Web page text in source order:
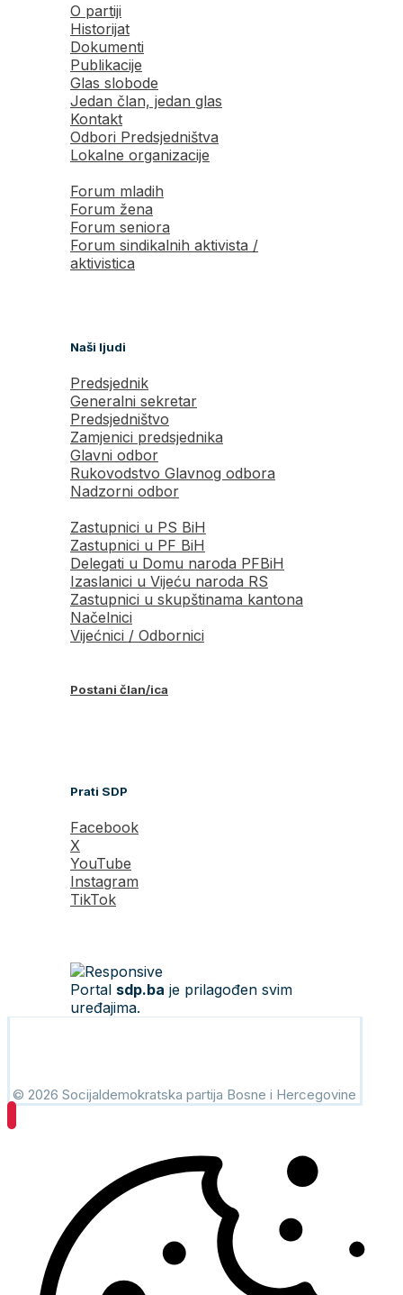
O partiji
Historijat
Dokumenti
Publikacije
Glas slobode
Jedan član, jedan glas
Kontakt
Odbori Predsjedništva
Lokalne organizacije
Forum mladih
Forum žena
Forum seniora
Forum sindikalnih aktivista /
aktivistica
Naši ljudi
Predsjednik
Generalni sekretar
Predsjedništvo
Zamjenici predsjednika
Glavni odbor
Rukovodstvo Glavnog odbora
Nadzorni odbor
Zastupnici u PS BiH
Zastupnici u PF BiH
Delegati u Domu naroda PFBiH
Izaslanici u Vijeću naroda RS
Zastupnici u skupštinama kantona
Načelnici
Vijećnici / Odbornici
Postani član/ica
Prati SDP
Facebook
X
YouTube
Instagram
TikTok
Portal sdp.ba je prilagođen svim
uređajima.
© 2026 Socijaldemokratska partija Bosne i Hercegovine